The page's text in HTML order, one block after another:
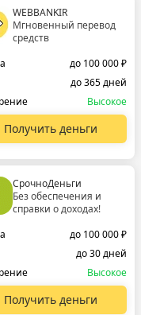
WEBBANKIR
Мгновенный перевод
средств
до 100 000 ₽
до 365 дней
Высокое
Получить деньги
СрочноДеньги
Без обеспечения и
справки о доходах!
до 100 000 ₽
до 30 дней
Высокое
Получить деньги